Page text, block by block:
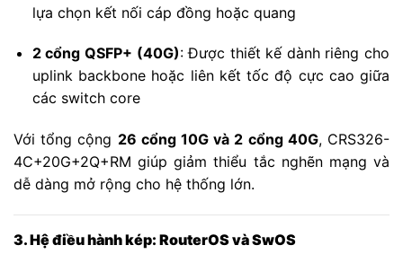
lựa chọn kết nối cáp đồng hoặc quang
2 cổng QSFP+ (40G): Được thiết kế dành riêng cho
uplink backbone hoặc liên kết tốc độ cực cao giữa
các switch core
Với tổng cộng 26 cổng 10G và 2 cổng 40G, CRS326-
4C+20G+2Q+RM giúp giảm thiểu tắc nghẽn mạng và
dễ dàng mở rộng cho hệ thống lớn.
3. Hệ điều hành kép: RouterOS và SwOS